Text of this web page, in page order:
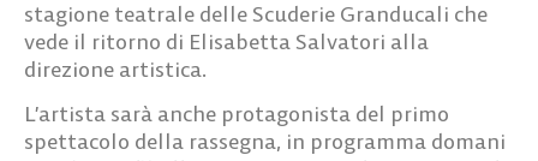
stagione teatrale delle Scuderie Granducali che
vede il ritorno di Elisabetta Salvatori alla
direzione artistica.
L’artista sarà anche protagonista del primo
spettacolo della rassegna, in programma domani